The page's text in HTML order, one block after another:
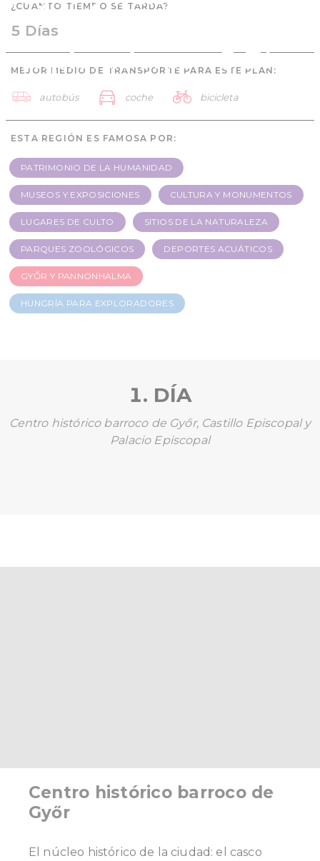
exploradores - 5 Días
¿CUÁNTO TIEMPO SE TARDA?
5 Días
MEJOR MEDIO DE TRANSPORTE PARA ESTE PLAN:
autobús coche bicicleta
ESTA REGIÓN ES FAMOSA POR:
PATRIMONIO DE LA HUMANIDAD
MUSEOS Y EXPOSICIONES CULTURA Y MONUMENTOS
LUGARES DE CULTO SITIOS DE LA NATURALEZA
PARQUES ZOOLÓGICOS DEPORTES ACUÁTICOS
GYŐR Y PANNONHALMA
HUNGRÍA PARA EXPLORADORES
1. DÍA
Centro histórico barroco de Győr, Castillo Episcopal y
Palacio Episcopal
Centro histórico barroco de
Győr
El núcleo histórico de la ciudad: el casco